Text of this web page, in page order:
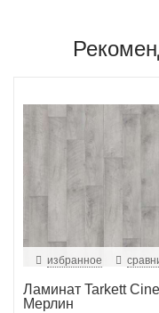
избранное
Ламинат Tarkett
Мерлин